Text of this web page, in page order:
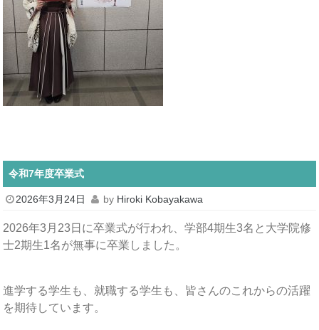
令和7年度卒業式
2026年3月24日 by Hiroki Kobayakawa
2026年3月23日に卒業式が行われ、学部4期生3名と大学院修
士2期生1名が無事に卒業しました。
進学する学生も、就職する学生も、皆さんのこれからの活躍
を期待しています。